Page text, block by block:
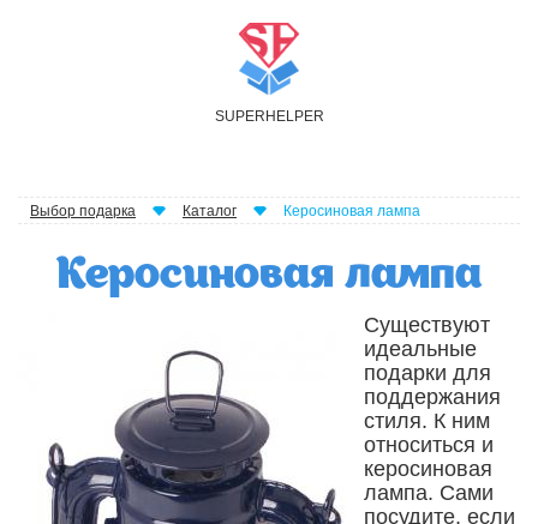
SUPER H ELPER
Выбор подарка Каталог Керосиновая лампа
Керосиновая лампа
Существуют
идеальные
подарки для
поддержания
стиля. К ним
относиться и
керосиновая
лампа. Сами
посудите, если